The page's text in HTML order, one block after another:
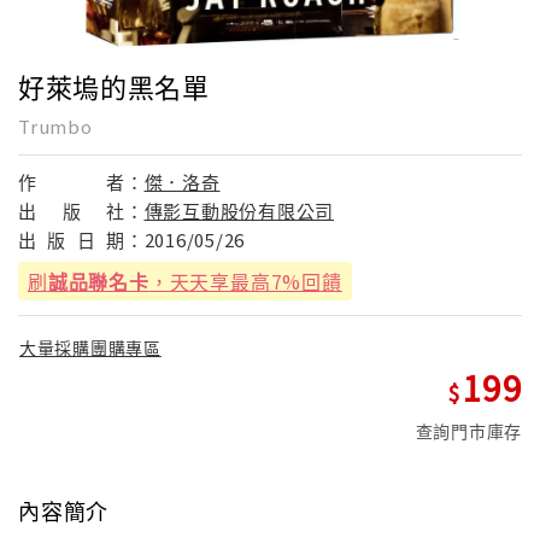
好萊塢的黑名單
Trumbo
作 者： 傑．洛奇
出
版 社： 傳影互動股份有限公司
出 版 日 期： 2016/05/26
刷誠品聯名卡 ，天天享最高7%回饋
大量採購團購專區
199
查詢門市庫存
內容簡介